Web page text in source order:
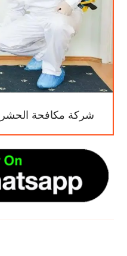
شركة مكافحة الحشرات